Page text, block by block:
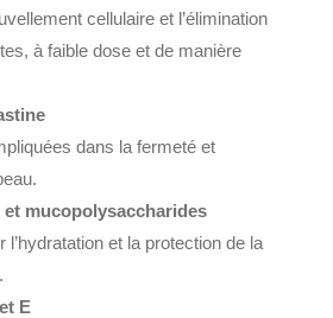
cellulaire et l’élimination
à faible dose et de manière
dans la fermeté et
mucopolysaccharides
l’hydratation et la protection de la
E